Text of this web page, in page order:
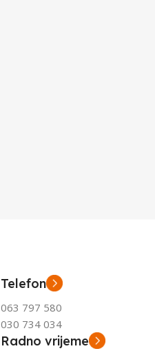
Telefon
063 797 580
030 734 034
Radno vrijeme